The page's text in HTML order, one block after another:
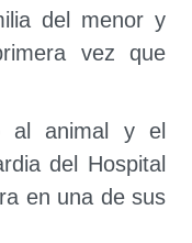
del menor y
vez que
al animal y el
del Hospital
en una de sus